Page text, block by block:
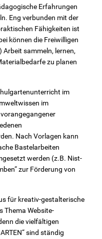
Erfahrungen
Eng verbunden mit der
Fähigkeiten ist
können die Freiwilligen
sammeln, lernen,
zu planen
im
im
Nach Vorlagen kann
Bastelarbeiten
werden (z.B. Nist-
zur Förderung von
für kreativ-gestalterische
Thema Website-
die vielfältigen
sind ständig